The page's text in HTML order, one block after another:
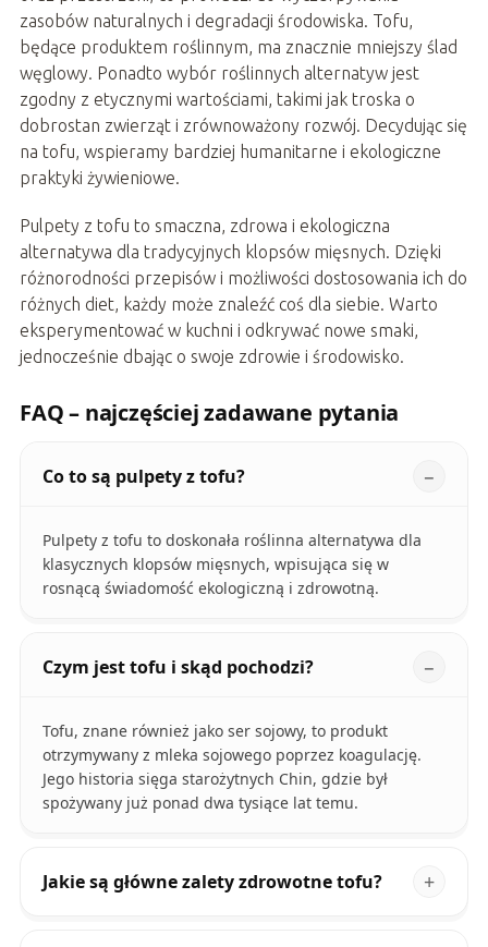
zasobów naturalnych i degradacji środowiska. Tofu,
będące produktem roślinnym, ma znacznie mniejszy ślad
węglowy. Ponadto wybór roślinnych alternatyw jest
zgodny z etycznymi wartościami, takimi jak troska o
dobrostan zwierząt i zrównoważony rozwój. Decydując się
na tofu, wspieramy bardziej humanitarne i ekologiczne
praktyki żywieniowe.
Pulpety z tofu to smaczna, zdrowa i ekologiczna
alternatywa dla tradycyjnych klopsów mięsnych. Dzięki
różnorodności przepisów i możliwości dostosowania ich do
różnych diet, każdy może znaleźć coś dla siebie. Warto
eksperymentować w kuchni i odkrywać nowe smaki,
jednocześnie dbając o swoje zdrowie i środowisko.
FAQ – najczęściej zadawane pytania
Co to są pulpety z tofu?
Pulpety z tofu to doskonała roślinna alternatywa dla
klasycznych klopsów mięsnych, wpisująca się w
rosnącą świadomość ekologiczną i zdrowotną.
Czym jest tofu i skąd pochodzi?
Tofu, znane również jako ser sojowy, to produkt
otrzymywany z mleka sojowego poprzez koagulację.
Jego historia sięga starożytnych Chin, gdzie był
spożywany już ponad dwa tysiące lat temu.
Jakie są główne zalety zdrowotne tofu?